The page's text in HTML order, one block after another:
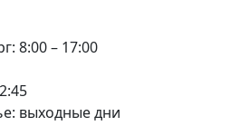
8:00 – 17:00
выходные дни